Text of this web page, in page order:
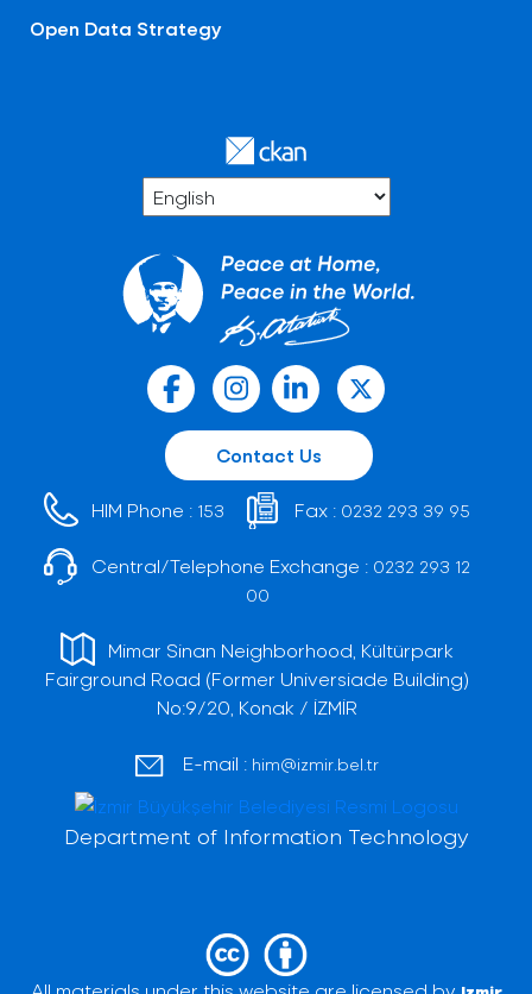
Open Data Strategy
Contact Us
HIM Phone : 153 Fax : 0232 293 39 95
Central/Telephone Exchange : 0232 293 12
00
Mimar Sinan Neighborhood, Kültürpark
Fairground Road (Former Universiade Building)
No:9/20, Konak / İZMİR
E-mail : him@izmir.bel.tr
Department of Information Technology